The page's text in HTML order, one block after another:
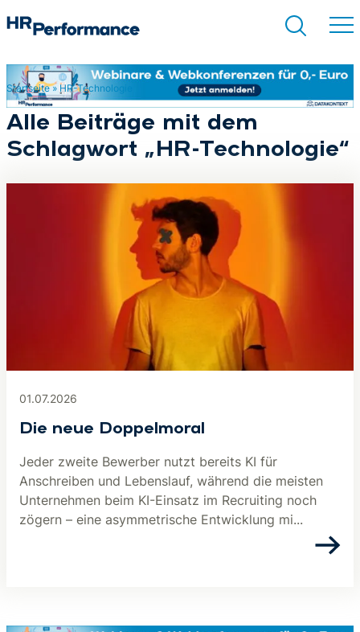
Suchen
Startseite» HR-Technologie
Alle Beiträge mit dem
Schlagwort „HR-Technologie“
01.07.2026
Die neue Doppelmoral
Jeder zweite Bewerber nutzt bereits KI für
Anschreiben und Lebenslauf, während die meisten
Unternehmen beim KI-Einsatz im Recruiting noch
zögern – eine asymmetrische Entwicklung mi...